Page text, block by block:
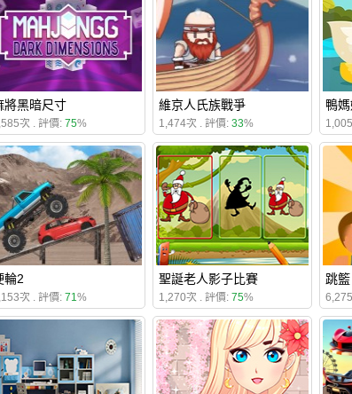
將黑暗尺寸
次 . 評價: 75%
維京人氏族戰爭
1,474次 . 評價: 33%
鴨
輪2
次 . 評價: 71%
聖誕老人影子比賽
1,270次 . 評價: 75%
跳籃